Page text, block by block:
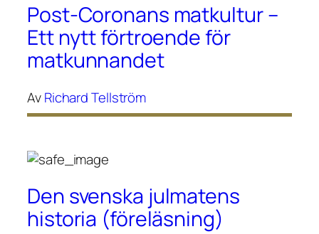
Post-Coronans matkultur –
Ett nytt förtroende för
matkunnandet
AvRichard Tellström
Den svenska julmatens
historia (föreläsning)